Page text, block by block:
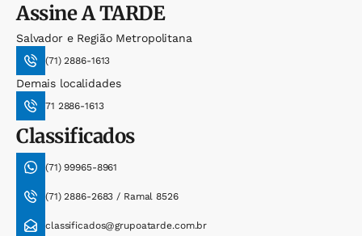
AssineA TARDE
Salvador e Região Metropolitana
(71) 2886-1613
Demais localidades
71 2886-1613
Classificados
(71) 99965-8961
(71) 2886-2683 / Ramal 8526
classificados@grupoatarde.com.br